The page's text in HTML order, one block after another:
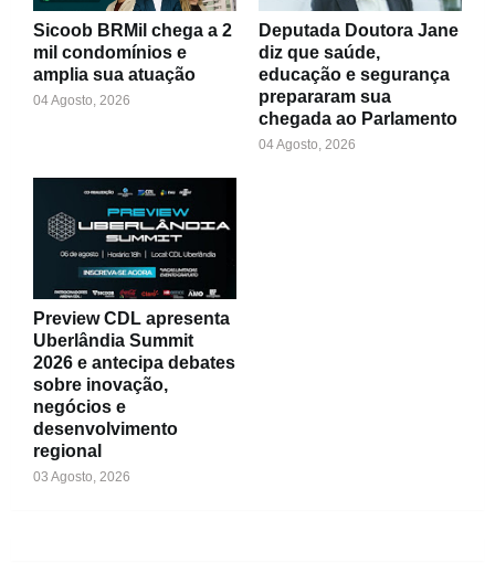
Sicoob BRMil chega a 2
mil condomínios e
amplia sua atuação
04 Agosto, 2026
Deputada Doutora Jane
diz que saúde,
educação e segurança
prepararam sua
chegada ao Parlamento
04 Agosto, 2026
Preview CDL apresenta
Uberlândia Summit
2026 e antecipa debates
sobre inovação,
negócios e
desenvolvimento
regional
03 Agosto, 2026